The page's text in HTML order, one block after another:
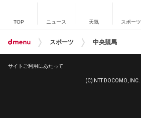
TOP ニュース 天気 スポーツ
スポーツ 中央競馬
サイトご利用にあたって
(C) NTT DOCOMO, INC.